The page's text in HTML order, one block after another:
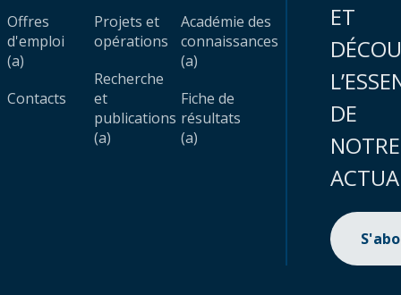
Offres
d'emploi
(a)
Contacts
Projets et
opérations
Recherche
et
publications
(a)
Académie des
connaissances
(a)
Fiche de
résultats
(a)
ET
DE
NOTRE